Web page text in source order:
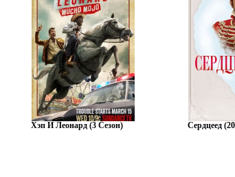
Хэп И Леонард (3 Сезон) Сердцеед